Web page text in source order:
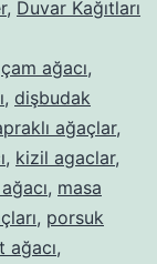
, Duvar Kağıtları
çam ağacı,
, dişbudak
ağaçlar,
, kizil agaclar,
, masa
, porsuk
ağacı,